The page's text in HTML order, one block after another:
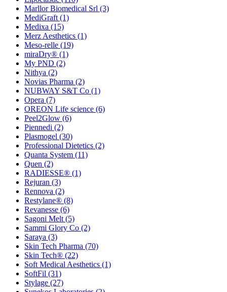
Marllor Biomedical Srl (3)
MediGraft (1)
Medixa (15)
Merz Aesthetics (1)
Meso-relle (19)
miraDry® (1)
My PND (2)
Nithya (2)
Novias Pharma (2)
NUBWAY S&T Co (1)
Opera (7)
OREON Life science (6)
Peel2Glow (6)
Piennedi (2)
Plasmogel (30)
Professional Dietetics (2)
Quanta System (11)
Quen (2)
RADIESSE® (1)
Rejuran (3)
Rennova (2)
Restylane® (8)
Revanesse (6)
Sagoni Melt (5)
Sammi Glory Co (2)
Saraya (3)
Skin Tech Pharma (70)
Skin Tech® (22)
Soft Medical Aesthetics (1)
SoftFil (31)
Stylage (27)